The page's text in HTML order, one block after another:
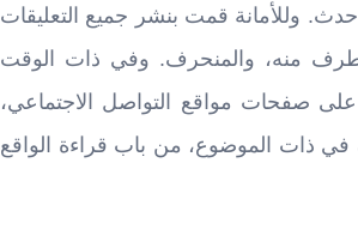
وللأمانة قمت بنشر جميع التعليقات
منه، والمنحرف. وفي ذات الوقت
صفحات مواقع التواصل الاجتماعي،
في ذات الموضوع، من باب قراءة الواقع